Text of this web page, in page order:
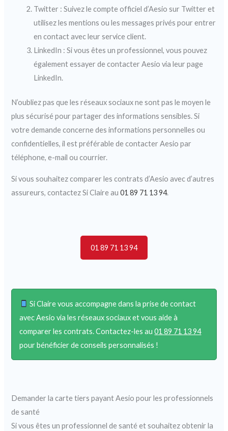
Twitter : Suivez le compte officiel d’Aesio sur Twitter et
utilisez les mentions ou les messages privés pour entrer
en contact avec leur service client.
LinkedIn : Si vous êtes un professionnel, vous pouvez
également essayer de contacter Aesio via leur page
LinkedIn.
N’oubliez pas que les réseaux sociaux ne sont pas le moyen le
plus sécurisé pour partager des informations sensibles. Si
votre demande concerne des informations personnelles ou
confidentielles, il est préférable de contacter Aesio par
téléphone, e-mail ou courrier.
Si vous souhaitez comparer les contrats d’Aesio avec d’autres
assureurs, contactez Si Claire au01 89 71 13 94.
01 89 71 13 94
Si Claire vous accompagne dans la prise de contact
avec Aesio via les réseaux sociaux et vous aide à
comparer les contrats. Contactez-les au01 89 71 13 94
pour bénéficier de conseils personnalisés !
Demander la carte tiers payant Aesio pour les professionnels
de santé
Si vous êtes un professionnel de santé et souhaitez obtenir la